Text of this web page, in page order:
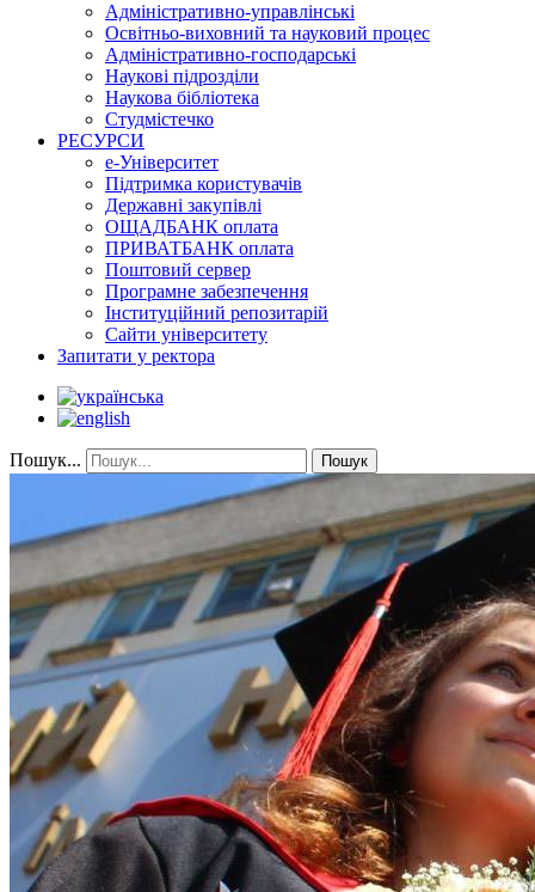
Адміністративно-управлінські
Освітньо-виховний та науковий процес
Адміністративно-господарські
Наукові підрозділи
Наукова бібліотека
Студмістечко
РЕСУРСИ
е-Університет
Підтримка користувачів
Державні закупівлі
ОЩАДБАНК оплата
ПРИВАТБАНК оплата
Поштовий сервер
Програмне забезпечення
Інституційний репозитарій
Сайти університету
Запитати у ректора
Пошук... Пошук